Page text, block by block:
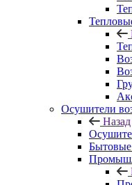
Осушители
Назад